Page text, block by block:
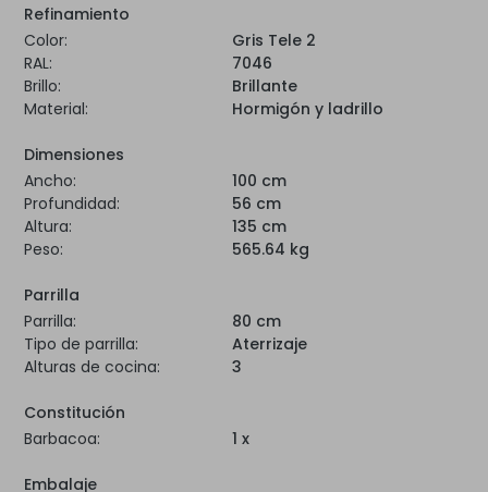
Refinamiento
Color:
Gris Tele 2
RAL:
7046
Brillo:
Brillante
Material:
Hormigón y ladrillo
Dimensiones
Ancho:
100 cm
Profundidad:
56 cm
Altura:
135 cm
Peso:
565.64 kg
Parrilla
Parrilla:
80 cm
Tipo de parrilla:
Aterrizaje
Alturas de cocina:
3
Constitución
Barbacoa:
1 x
Embalaje